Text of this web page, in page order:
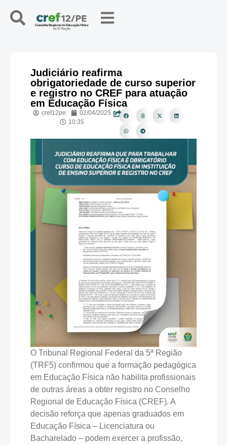
Judiciário reafirma
obrigatoriedade de curso superior
e registro no CREF para atuação
em Educação Física
cref12pe
02/04/2025
10:35
O Tribunal Regional Federal da 5ª Região
(TRF5) confirmou que a formação pedagógica
em Educação Física não habilita profissionais
de outras áreas a obter registro no Conselho
Regional de Educação Física (CREF). A
decisão reforça que apenas graduados em
Educação Física – Licenciatura ou
Bacharelado – podem exercer a profissão,